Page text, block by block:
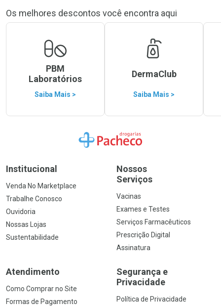
Os melhores descontos você encontra aqui
PBM
Laboratórios
Saiba Mais >
DermaClub
Saiba Mais >
Ir para a Home
Institucional
Venda No Marketplace
Trabalhe Conosco
Ouvidoria
Nossas Lojas
Sustentabilidade
Nossos
Serviços
Vacinas
Exames e Testes
Serviços Farmacêuticos
Prescrição Digital
Assinatura
Atendimento
Como Comprar no Site
Formas de Pagamento
Segurança e
Privacidade
Política de Privacidade